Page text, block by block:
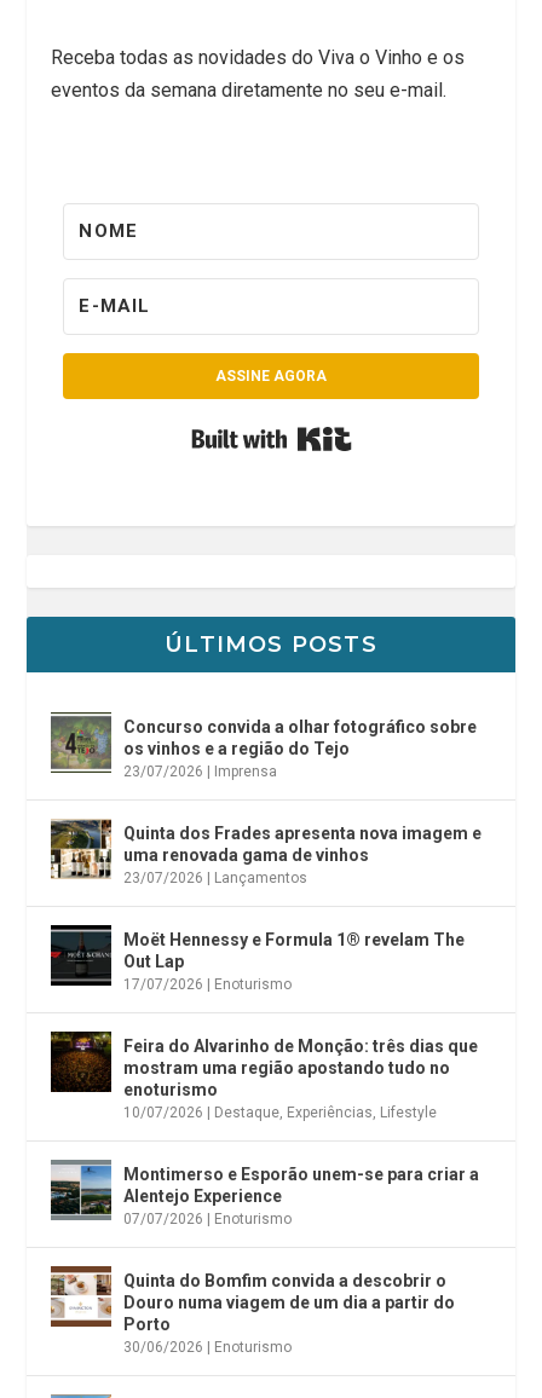
Receba todas as novidades do Viva o Vinho e os
eventos da semana diretamente no seu e-mail.
ASSINE AGORA
ÚLTIMOS POSTS
Concurso convida a olhar fotográfico sobre
os vinhos e a região do Tejo
23/07/2026 Imprensa
Quinta dos Frades apresenta nova imagem e
uma renovada gama de vinhos
23/07/2026 Lançamentos
Moët Hennessy e Formula 1® revelam The
Out Lap
17/07/2026 Enoturismo
Feira do Alvarinho de Monção: três dias que
mostram uma região apostando tudo no
enoturismo
10/07/2026 Destaque, Experiências, Lifestyle
Montimerso e Esporão unem-se para criar a
Alentejo Experience
07/07/2026 Enoturismo
Quinta do Bomfim convida a descobrir o
Douro numa viagem de um dia a partir do
Porto
30/06/2026 Enoturismo